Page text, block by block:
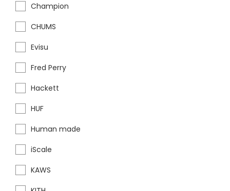
Champion
CHUMS
Evisu
Fred Perry
Hackett
HUF
Human made
iScale
KAWS